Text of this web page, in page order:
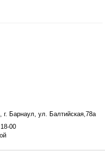
г. Барнаул, ул. Балтийская,78а
00